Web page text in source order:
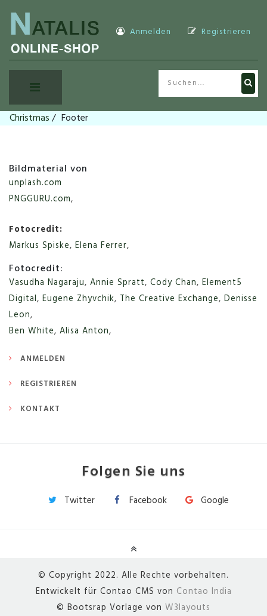
Anmelden Registrieren
Christmas/ Footer
Bildmaterial von
unplash.com
PNGGURU.com,
Fotocredit:
Markus Spiske, Elena Ferrer,
Fotocredit:
Vasudha Nagaraju, Annie Spratt, Cody Chan, Element5
Digital, Eugene Zhyvchik, The Creative Exchange, Denisse
Leon,
Ben White, Alisa Anton,
ANMELDEN
REGISTRIEREN
KONTAKT
Folgen Sie uns
Twitter Facebook Google
© Copyright 2022. Alle Rechte vorbehalten.
Entwickelt für Contao CMS von Contao India
© Bootsrap Vorlage von W3layouts